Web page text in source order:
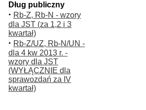
Dług publiczny
· Rb-Z, Rb-N - wzory
dla JST (za 1,2 i 3
kwartał)
· Rb-Z/UZ, Rb-N/UN -
dla 4 kw 2013 r. -
wzory dla JST
(WYŁĄCZNIE dla
sprawozdań za IV
kwartał)